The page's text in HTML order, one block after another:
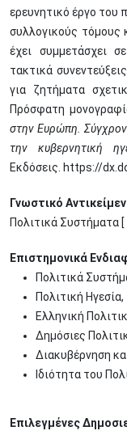
ερευνητικό έργο του
συλλογικούς τόμους
έχει συμμετάσχει
τακτικά
για ζητήματα
Πρόσφατη
στην Ευρώπη.
την κυβερνητική
Εκδόσεις. https://
Γνωστικό
Πολιτικά Συστήματα
Επιστημονικά
Πολιτικά
Πολιτική Ηγεσία,
Ελληνική
Δημόσιες
Διακυβέρνηση
Ιδιότητα του
Επιλεγμένες